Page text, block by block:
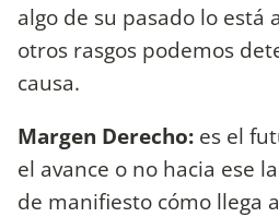
algo de su pasado lo está
otros rasgos podemos
causa.
Margen Derecho: es el
el avance o no hacia ese
de manifiesto cómo llega